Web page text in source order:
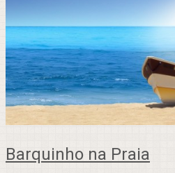
Barquinho na Praia